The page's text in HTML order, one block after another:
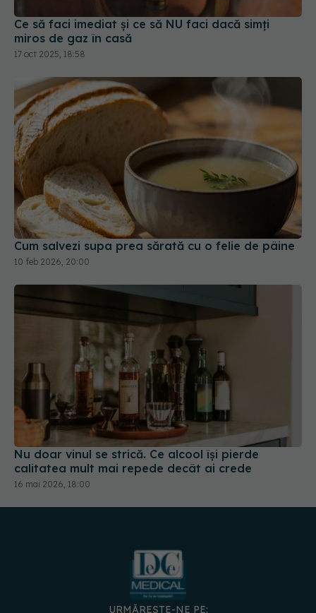
Ce să faci imediat și ce să NU faci dacă simți
miros de gaz în casă
17 oct 2025, 18:58
Cum salvezi supa prea sărată cu o felie de pâine
10 feb 2026, 20:00
Nu doar vinul se strică. Ce alcool își pierde
calitatea mult mai repede decât ai crede
16 mai 2026, 18:00
URMĂREȘTE-NE PE: